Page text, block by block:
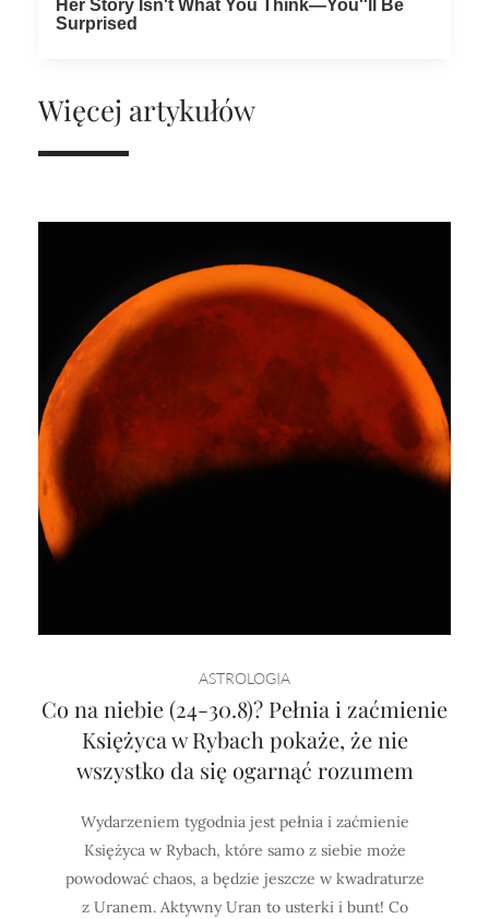
Więcej artykułów
ASTROLOGIA
Co na niebie (24-30.8)? Pełnia i zaćmienie
Księżyca w Rybach pokaże, że nie
wszystko da się ogarnąć rozumem
Wydarzeniem tygodnia jest pełnia i zaćmienie
Księżyca w Rybach, które samo z siebie może
powodować chaos, a będzie jeszcze w kwadraturze
z Uranem. Aktywny Uran to usterki i bunt! Co